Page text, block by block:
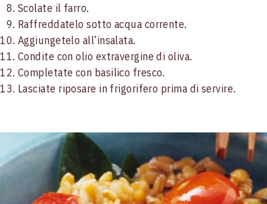
Scolate il farro.
Raffreddatelo sotto acqua corrente.
Aggiungetelo all’insalata.
Condite con olio extravergine di oliva.
Completate con basilico fresco.
Lasciate riposare in frigorifero prima di servire.